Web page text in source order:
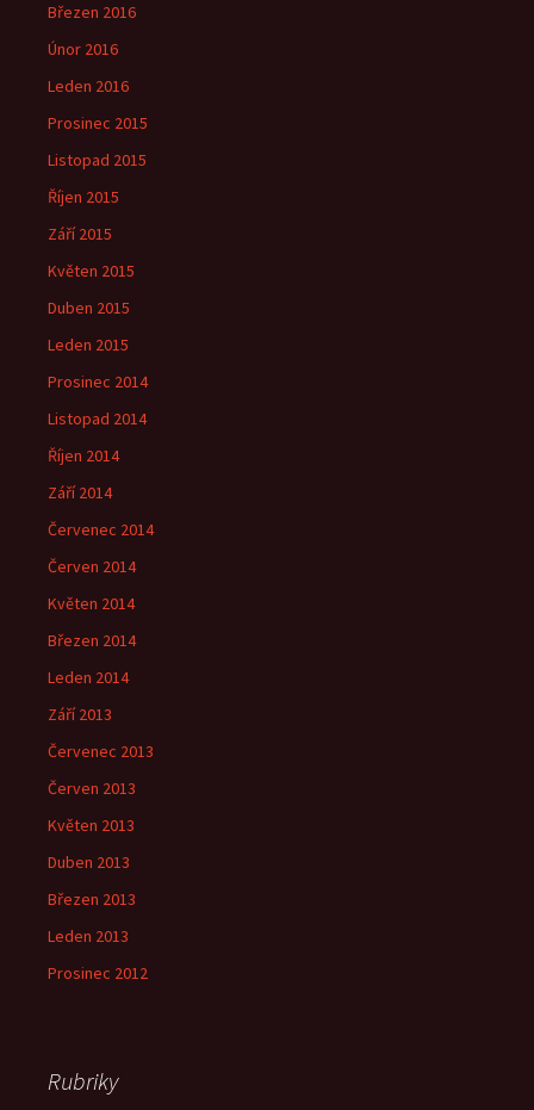
Březen 2016
Únor 2016
Leden 2016
Prosinec 2015
Listopad 2015
Říjen 2015
Září 2015
Květen 2015
Duben 2015
Leden 2015
Prosinec 2014
Listopad 2014
Říjen 2014
Září 2014
Červenec 2014
Červen 2014
Květen 2014
Březen 2014
Leden 2014
Září 2013
Červenec 2013
Červen 2013
Květen 2013
Duben 2013
Březen 2013
Leden 2013
Prosinec 2012
Rubriky